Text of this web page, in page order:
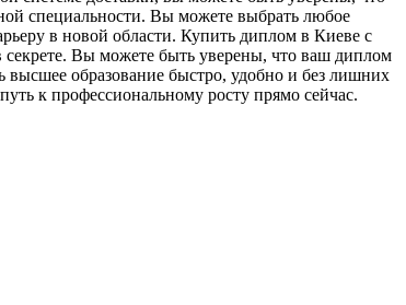
специальности. Вы можете выбрать любое
в новой области. Купить диплом в Киеве с
секрете. Вы можете быть уверены, что ваш диплом
высшее образование быстро, удобно и без лишних
к профессиональному росту прямо сейчас.